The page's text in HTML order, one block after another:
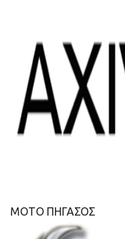
ΜΟΤΟ ΠΗΓΑΣΟΣ